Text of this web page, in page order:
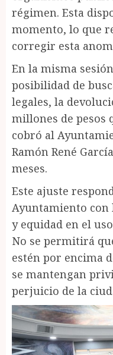
régimen. Esta
momento, lo que
corregir esta
En la misma
posibilidad de
legales, la
millones de pesos
cobró al
Ramón René
meses.
Este ajuste
Ayuntamiento con
y equidad en el
No se permitirá
estén por encima
se mantengan
perjuicio de la